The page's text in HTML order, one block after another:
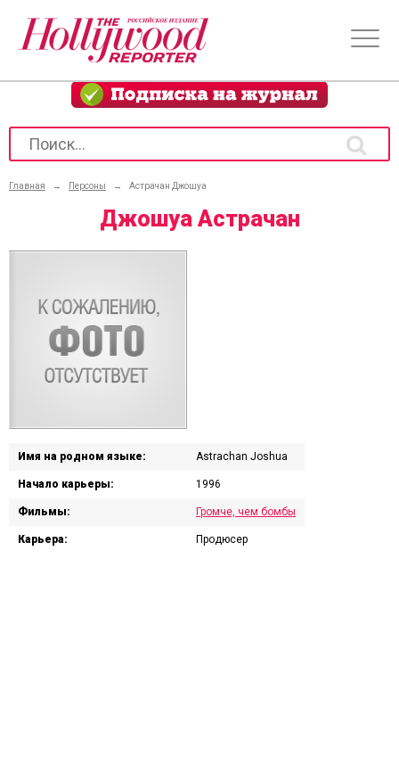
Главная → Персоны → Астрачан Джошуа
Джошуа Астрачан
Имя на родном языке: Astrachan Joshua
Начало карьеры: 1996
Фильмы: Громче, чем бомбы
Карьера: Продюсер